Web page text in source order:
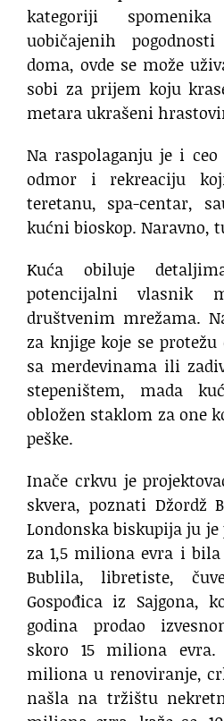
kategoriji
uobičajenih
doma, ovde se može
sobi za prijem koju
metara ukrašeni
Na raspolaganju je i
odmor i rekreaciju
teretanu, spa-centar,
kućni bioskop. Naravno,
Kuća obiluje
potencijalni vlasnik
društvenim mrežama.
za knjige koje se
sa merdevinama ili
stepeništem, mada
obložen staklom za one
peške.
Inače crkvu je
skvera, poznati Džordž
Londonska biskupija ju je
za 1,5 miliona evra i
Bublila, libretiste,
Gospođica iz Sajgona,
godina prodao
skoro 15 miliona evra.
miliona u renoviranje,
našla na tržištu